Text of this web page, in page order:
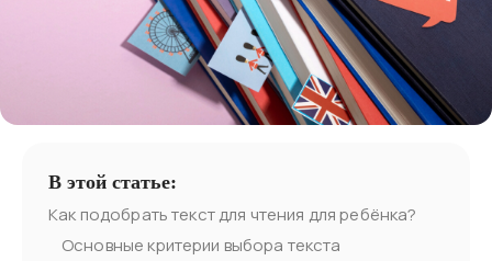
В этой статье:
Как подобрать текст для чтения для ребёнка?
Основные критерии выбора текста